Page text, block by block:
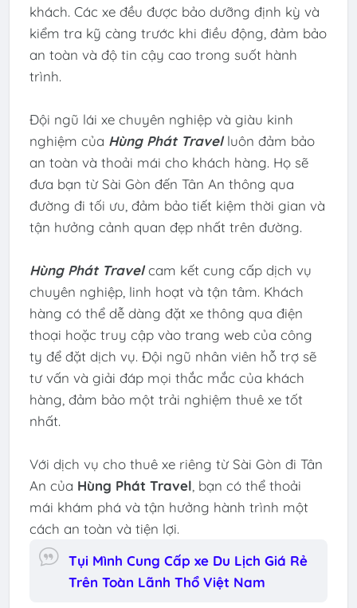
khách. Các xe đều được bảo dưỡng định kỳ và
kiểm tra kỹ càng trước khi điều động, đảm bảo
an toàn và độ tin cậy cao trong suốt hành
trình.
Đội ngũ lái xe chuyên nghiệp và giàu kinh
nghiệm của Hùng Phát Travelluôn đảm bảo
an toàn và thoải mái cho khách hàng. Họ sẽ
đưa bạn từ Sài Gòn đến Tân An thông qua
đường đi tối ưu, đảm bảo tiết kiệm thời gian và
tận hưởng cảnh quan đẹp nhất trên đường.
Hùng Phát Travelcam kết cung cấp dịch vụ
chuyên nghiệp, linh hoạt và tận tâm. Khách
hàng có thể dễ dàng đặt xe thông qua điện
thoại hoặc truy cập vào trang web của công
ty để đặt dịch vụ. Đội ngũ nhân viên hỗ trợ sẽ
tư vấn và giải đáp mọi thắc mắc của khách
hàng, đảm bảo một trải nghiệm thuê xe tốt
nhất.
Với dịch vụ cho thuê xe riêng từ Sài Gòn đi Tân
An của Hùng Phát Travel, bạn có thể thoải
mái khám phá và tận hưởng hành trình một
cách an toàn và tiện lợi.
Tụi Mình Cung Cấp xe Du Lịch Giá Rẻ
Trên Toàn Lãnh Thổ Việt Nam